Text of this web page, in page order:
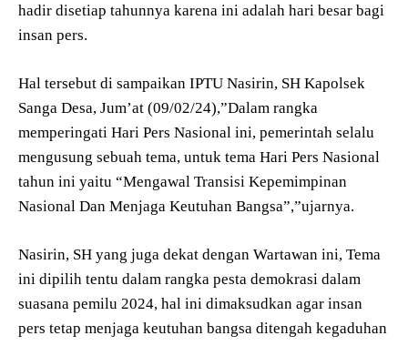
hadir disetiap tahunnya karena ini adalah hari besar bagi
insan pers.
Hal tersebut di sampaikan IPTU Nasirin, SH Kapolsek
Sanga Desa, Jum’at (09/02/24),”Dalam rangka
memperingati Hari Pers Nasional ini, pemerintah selalu
mengusung sebuah tema, untuk tema Hari Pers Nasional
tahun ini yaitu “Mengawal Transisi Kepemimpinan
Nasional Dan Menjaga Keutuhan Bangsa”,”ujarnya.
Nasirin, SH yang juga dekat dengan Wartawan ini, Tema
ini dipilih tentu dalam rangka pesta demokrasi dalam
suasana pemilu 2024, hal ini dimaksudkan agar insan
pers tetap menjaga keutuhan bangsa ditengah kegaduhan